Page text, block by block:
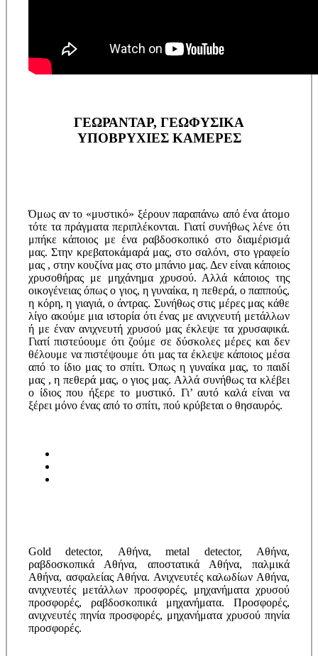
ΓΕΩΡΑΝΤΑΡ, ΓΕΩΦΥΣΙΚΑ
ΥΠΟΒΡΥΧΙΕΣ ΚΑΜΕΡΕΣ
Όμως αν το «μυστικό» ξέρουν παραπάνω από ένα άτομο
τότε τα πράγματα περιπλέκονται. Γιατί συνήθως λένε ότι
μπήκε κάποιος με ένα ραβδοσκοπικό στο διαμέρισμά
μας. Στην κρεβατοκάμαρά μας, στο σαλόνι, στο γραφείο
μας , στην κουζίνα μας στο μπάνιο μας. Δεν είναι κάποιος
χρυσοθήρας με μηχάνημα χρυσού. Αλλά κάποιος της
οικογένειας όπως ο γιος, η γυναίκα, η πεθερά, ο παππούς,
η κόρη, η γιαγιά, ο άντρας. Συνήθως στις μέρες μας κάθε
λίγο ακούμε μια ιστορία ότι ένας με ανιχνευτή μετάλλων
ή με έναν ανιχνευτή χρυσού μας έκλεψε τα χρυσαφικά.
Γιατί πιστεύουμε ότι ζούμε σε δύσκολες μέρες και δεν
θέλουμε να πιστέψουμε ότι μας τα έκλεψε κάποιος μέσα
από το ίδιο μας το σπίτι. Όπως η γυναίκα μας, το παιδί
μας , η πεθερά μας, ο γιος μας. Αλλά συνήθως τα κλέβει
ο ίδιος που ήξερε το μυστικό. Γι’ αυτό καλά είναι να
ξέρει μόνο ένας από το σπίτι, πού κρύβεται ο θησαυρός.
Gold detector, Αθήνα, metal detector, Αθήνα,
ραβδοσκοπικά Αθήνα, αποστατικά Αθήνα, παλμικά
Αθήνα, ασφαλείας Αθήνα. Ανιχνευτές καλωδίων Αθήνα,
ανιχνευτές μετάλλων προσφορές, μηχανήματα χρυσού
προσφορές, ραβδοσκοπικά μηχανήματα. Προσφορές,
ανιχνευτές πηνία προσφορές, μηχανήματα χρυσού πηνία
προσφορές.